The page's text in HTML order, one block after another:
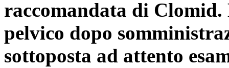
raccomandata di Clomid.
pelvico dopo
sottoposta ad attento